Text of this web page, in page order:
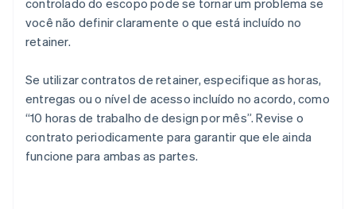
controlado do escopo pode se tornar um problema se
você não definir claramente o que está incluído no
retainer.
Se utilizar contratos de retainer, especifique as horas,
entregas ou o nível de acesso incluído no acordo, como
“10 horas de trabalho de design por mês”. Revise o
contrato periodicamente para garantir que ele ainda
funcione para ambas as partes.